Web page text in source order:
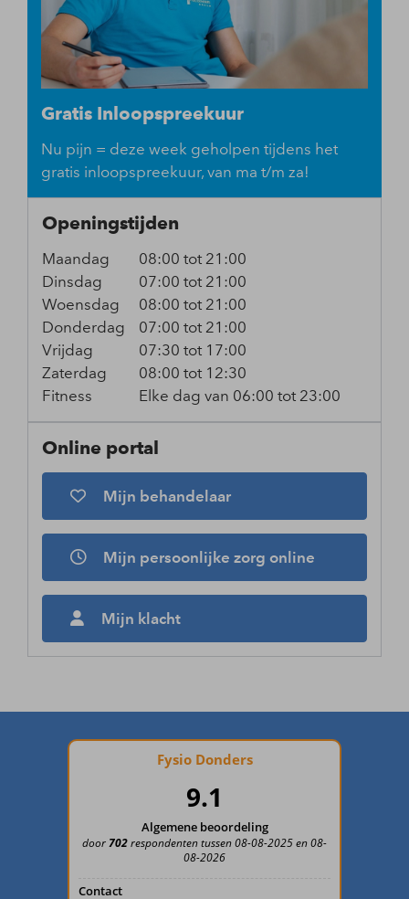
Gratis Inloopspreekuur
Nu pijn = deze week geholpen tijdens het
gratis inloopspreekuur, van ma t/m za!
Openingstijden
Maandag
Dinsdag
Woensdag
Donderdag
Vrijdag
Zaterdag
Fitness
08:00 tot 21:00
07:00 tot 21:00
08:00 tot 21:00
07:00 tot 21:00
07:30 tot 17:00
08:00 tot 12:30
Elke dag van 06:00 tot 23:00
Online portal
Mijn behandelaar
Mijn persoonlijke zorg online
Mijn klacht